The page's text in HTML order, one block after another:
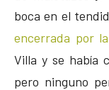
boca en el
encerrada por
Villa y se había
pero ninguno